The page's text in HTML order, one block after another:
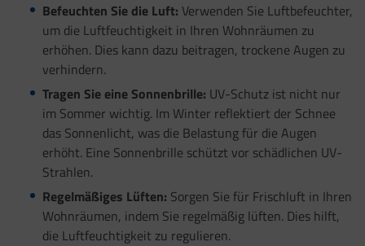
Befeuchten Sie die Luft: Verwenden Sie Luftbefeuchter,
um die Luftfeuchtigkeit in Ihren Wohnräumen zu
erhöhen. Dies kann dazu beitragen, trockene Augen zu
verhindern.
Tragen Sie eine Sonnenbrille: UV-Schutz ist nicht nur
im Sommer wichtig. Im Winter reflektiert der Schnee
das Sonnenlicht, was die Belastung für die Augen
erhöht. Eine Sonnenbrille schützt vor schädlichen UV-
Strahlen.
Regelmäßiges Lüften: Sorgen Sie für Frischluft in Ihren
Wohnräumen, indem Sie regelmäßig lüften. Dies hilft,
die Luftfeuchtigkeit zu regulieren.